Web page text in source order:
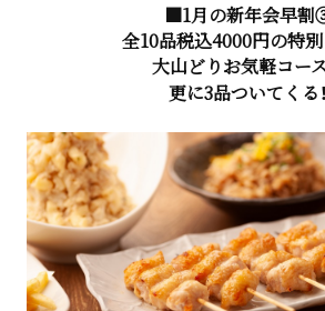
■1月の新年会早
全10品税込4000円の特
大山どりお気軽コー
更に3品ついてくる！